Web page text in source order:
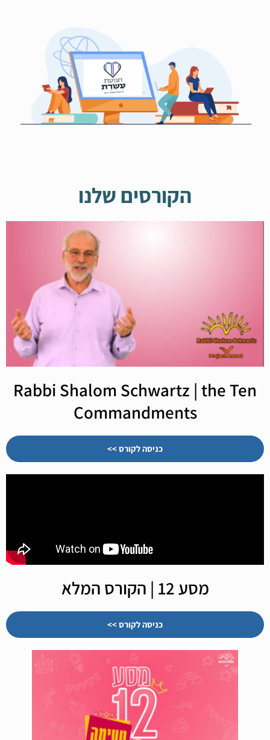
הקורסים שלנו
Rabbi Shalom Schwartz | the Ten
Commandments
כניסה לקורס >>
מסע 12 | הקורס המלא
כניסה לקורס >>